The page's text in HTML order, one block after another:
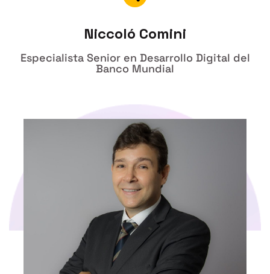
Niccoló Comini
Especialista Senior en Desarrollo Digital del
Banco Mundial